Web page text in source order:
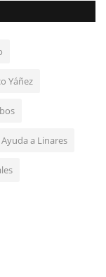
Yáñez
a Linares